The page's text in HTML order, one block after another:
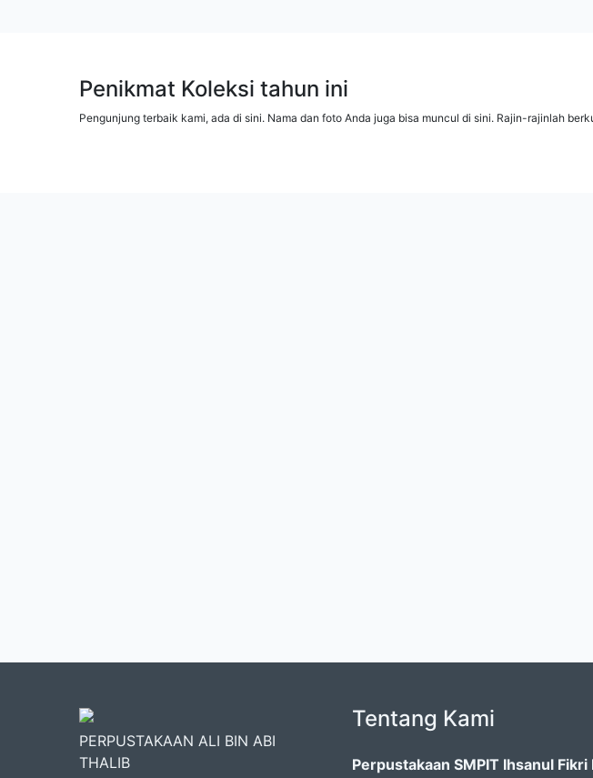
Penikmat Koleksi tahun ini
Pengunjung terbaik kami, ada di sini. Nama dan foto Anda juga bisa muncul di sini. Rajin-rajinlah
PERPUSTAKAAN ALI BIN ABI
THALIB
Tentang Kami
Perpustakaan SMPIT Ihsanul